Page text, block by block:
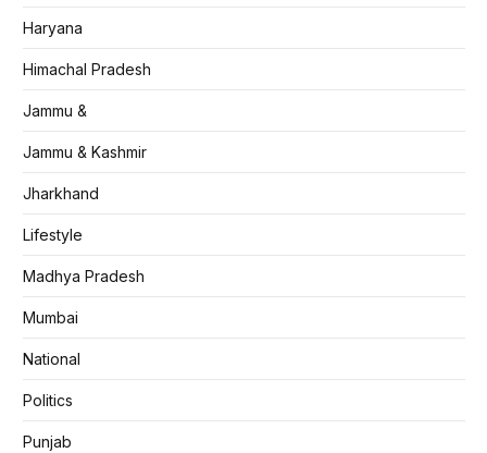
Haryana
Himachal Pradesh
Jammu &
Jammu & Kashmir
Jharkhand
Lifestyle
Madhya Pradesh
Mumbai
National
Politics
Punjab